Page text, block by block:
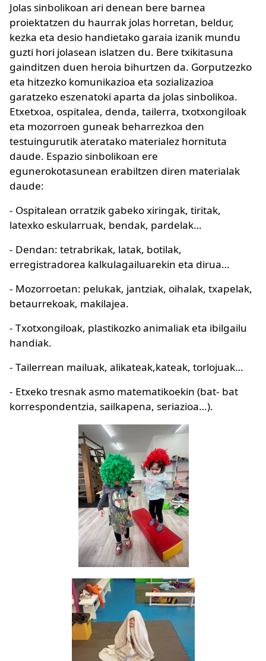
Jolas sinbolikoan ari denean bere barnea
proiektatzen du haurrak jolas horretan, beldur,
kezka eta desio handietako garaia izanik mundu
guzti hori jolasean islatzen du. Bere txikitasuna
gainditzen duen heroia bihurtzen da. Gorputzezko
eta hitzezko komunikazioa eta sozializazioa
garatzeko eszenatoki aparta da jolas sinbolikoa.
Etxetxoa, ospitalea, denda, tailerra, txotxongiloak
eta mozorroen guneak beharrezkoa den
testuingurutik ateratako materialez hornituta
daude. Espazio sinbolikoan ere
egunerokotasunean erabiltzen diren materialak
daude:
- Ospitalean orratzik gabeko xiringak, tiritak,
latexko eskularruak, bendak, pardelak…
- Dendan: tetrabrikak, latak, botilak,
erregistradorea kalkulagailuarekin eta dirua…
- Mozorroetan: pelukak, jantziak, oihalak, txapelak,
betaurrekoak, makilajea.
- Txotxongiloak, plastikozko animaliak eta ibilgailu
handiak.
- Tailerrean mailuak, alikateak,kateak, torlojuak…
- Etxeko tresnak asmo matematikoekin (bat- bat
korrespondentzia, sailkapena, seriazioa…).